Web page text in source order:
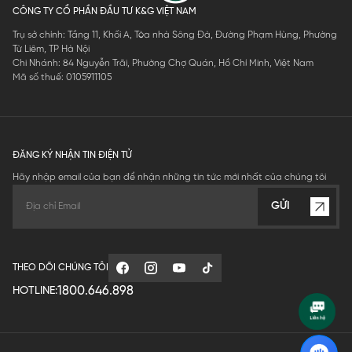
CÔNG TY CỔ PHẦN ĐẦU TƯ K&G VIỆT NAM
Trụ sở chính: Tầng 11, Khối A, Tòa nhà Sông Đà, Đường Phạm Hùng, Phường
Từ Liêm, TP Hà Nội
Chi Nhánh: 84 Nguyễn Trãi, Phường Chợ Quán, Hồ Chí Minh, Việt Nam
Mã số thuế: 0105911105
ĐĂNG KÝ NHẬN TIN ĐIỆN TỬ
Hãy nhập email của bạn để nhận những tin tức mới nhất của chúng tôi
GỬI
THEO DÕI CHÚNG TÔI
HOTLINE:1800.646.898